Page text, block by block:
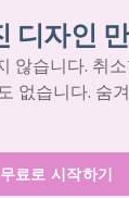
디자인
않습니다. 취
없습니다. 숨
무료로 시작하기